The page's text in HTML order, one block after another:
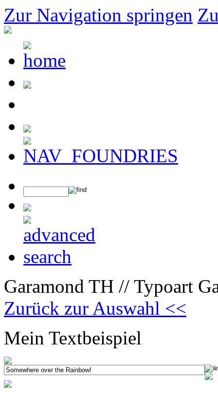
Zur Navigation springen
Garamond TH // Typoart
Zurück zur Auswahl <<
Mein Textbeispiel